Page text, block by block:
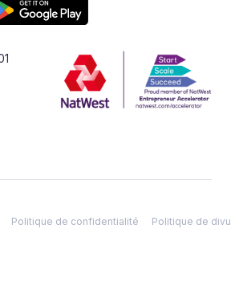
Politique de confidentialité Politique de